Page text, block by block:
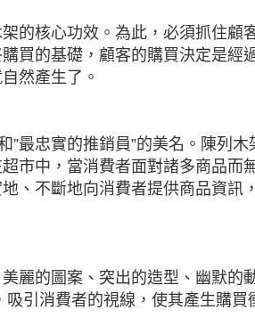
的核心功效。為此，必須抓住顧
買的基礎，顧客的購買決定是經
然產生了。
”最忠實的推銷員”的美名。陳列
市中，當消費者面對諸多商品而
、不斷地向消費者提供商品資訊
麗的圖案、突出的造型、幽默的
引消費者的視線，使其產生購買